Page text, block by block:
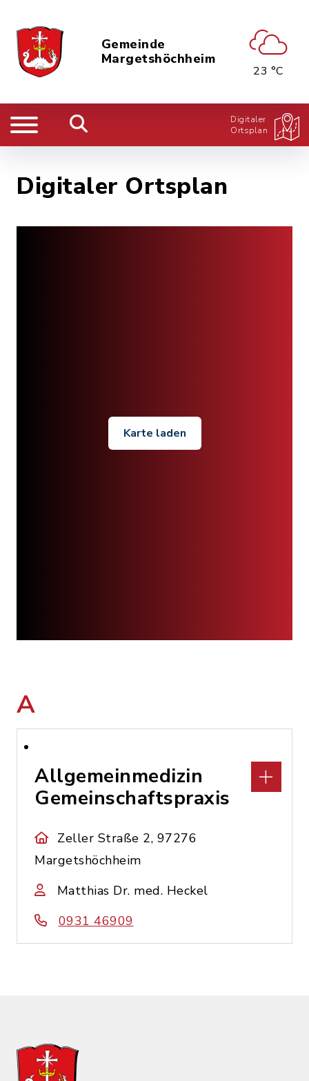
Gemeinde
Margetshöchheim
23 °C
Digitaler
Ortsplan
Digitaler Ortsplan
Karte laden
A
Allgemeinmedizin
Gemeinschaftspraxis
Zeller Straße 2, 97276
Margetshöchheim
Matthias Dr. med. Heckel
0931 46909